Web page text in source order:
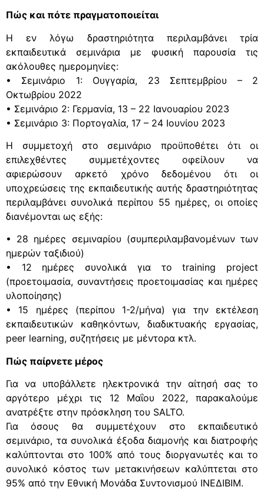
Πώς και πότε πραγματοποιείται
Η εν λόγω δραστηριότητα περιλαμβάνει τρία
εκπαιδευτικά σεμινάρια με φυσική παρουσία τις
ακόλουθες ημερομηνίες:
• Σεμινάριο 1: Ουγγαρία, 23 Σεπτεμβρίου – 2
Οκτωβρίου 2022
• Σεμινάριο 2: Γερμανία, 13 – 22 Ιανουαρίου 2023
• Σεμινάριο 3: Πορτογαλία, 17 – 24 Ιουνίου 2023
Η συμμετοχή στο σεμινάριο προϋποθέτει ότι οι
επιλεχθέντες συμμετέχοντες οφείλουν να
αφιερώσουν αρκετό χρόνο δεδομένου ότι οι
υποχρεώσεις της εκπαιδευτικής αυτής δραστηριότητας
περιλαμβάνει συνολικά περίπου 55 ημέρες, οι οποίες
διανέμονται ως εξής:
• 28 ημέρες σεμιναρίου (συμπεριλαμβανομένων των
ημερών ταξιδιού)
• 12 ημέρες συνολικά για το training project
(προετοιμασία, συναντήσεις προετοιμασίας και ημέρες
υλοποίησης)
• 15 ημέρες (περίπου 1-2/μήνα) για την εκτέλεση
εκπαιδευτικών καθηκόντων, διαδικτυακής εργασίας,
peer learning, συζητήσεις με μέντορα κτλ.
Πώς παίρνετε μέρος
Για να υποβάλλετε ηλεκτρονικά την αίτησή σας το
αργότερο μέχρι τις 12 Μαΐου 2022, παρακαλούμε
ανατρέξτε στην πρόσκληση του SALTO.
Για όσους θα συμμετέχουν στο εκπαιδευτικό
σεμινάριο, τα συνολικά έξοδα διαμονής και διατροφής
καλύπτονται στο 100% από τους διοργανωτές και το
συνολικό κόστος των μετακινήσεων καλύπτεται στο
95% από την Εθνική Μονάδα Συντονισμού ΙΝΕΔΙΒΙΜ.